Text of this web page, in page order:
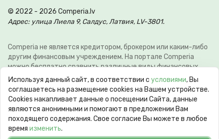
© 2022 - 2026 Comperia.lv
Адрес: улица Лиела 9, Салдус, Латвия, LV-3801.
Comperia не является кредитором, брокером или каким-либо
другим финансовым учреждением. На портале Comperia
можно бесплатно сравнить различные виды финансовых
услуг, для того что-бы клиент мог сэкономить свое время и
деньги. Э-почта:info@comperia.lv. Пример расчёта: при
взятии в долг 5000 € на 60 месяцев, ежемесячный платеж
106.93 €, общие затраты 6415.59 €, годовая процентная
ставка APR 10.78%. Максимальная годовая процентная
ставка (max APR) может достигать 60%. Срок кредита от 62
дней до 10 лет.
Используя данный сайт, в соответствии с условиями, Вы
соглашаетесь на размещение cookies на Вашем устройстве.
Сookies накапливает данные о посещении Сайта, данные
являются анонимными и помогают в предложении Вам
походящего содержания. Свое согласие Вы можете в любое
время изменить.